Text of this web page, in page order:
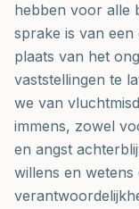
hebben voor alle
sprake is van
plaats van het
vaststellingen te
we van
immens, zowel
en angst
willens en